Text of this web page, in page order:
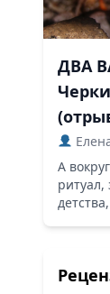
ДВА
А